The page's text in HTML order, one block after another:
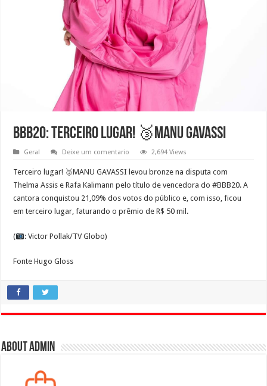
BBB20: Terceiro lugar! 🥉MANU GAVASSI
Geral Deixe um comentario 2,694 Views
Terceiro lugar! 🥉MANU GAVASSI levou bronze na disputa com
Thelma Assis e Rafa Kalimann pelo título de vencedora do #BBB20. A
cantora conquistou 21,09% dos votos do público e, com isso, ficou
em terceiro lugar, faturando o prêmio de R$ 50 mil.
( : Victor Pollak/TV Globo)
Fonte Hugo Gloss
About admin